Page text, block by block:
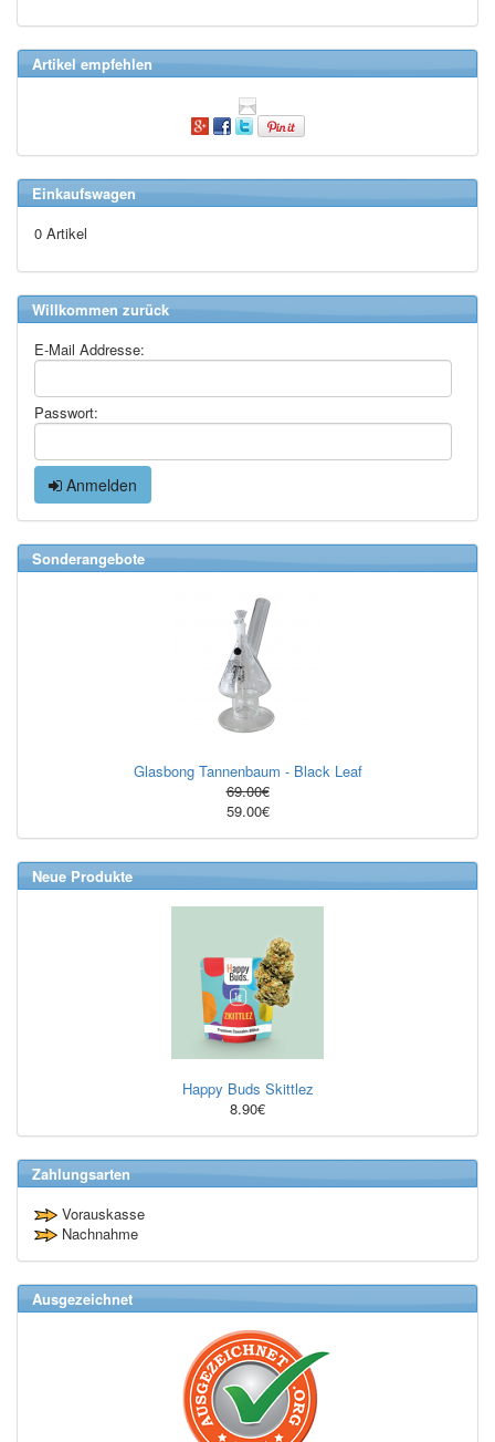
Artikel empfehlen
Einkaufswagen
0 Artikel
Willkommen zurück
E-Mail Addresse:
Passwort:
Anmelden
Sonderangebote
Glasbong Tannenbaum - Black Leaf
69.00€
59.00€
Neue Produkte
Happy Buds Skittlez
8.90€
Zahlungsarten
Vorauskasse
Nachnahme
Ausgezeichnet